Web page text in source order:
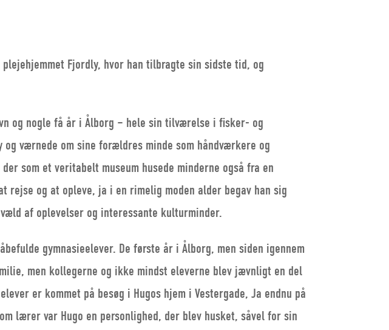
Fjordly, hvor han tilbragte sin sidste tid, og
og nogle få år i Ålborg – hele sin tilværelse i fisker- og
og værnede om sine forældres minde som håndværkere og
som et veritabelt museum husede minderne også fra en
rejse og at opleve, ja i en rimelig moden alder begav han sig
af oplevelser og interessante kulturminder.
gymnasieelever. De første år i Ålborg, men siden igennem
men kollegerne og ikke mindst eleverne blev jævnligt en del
er kommet på besøg i Hugos hjem i Vestergade, Ja endnu på
lærer var Hugo en personlighed, der blev husket, såvel for sin